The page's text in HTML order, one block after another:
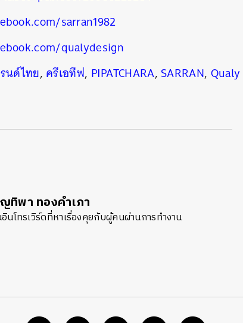
sarran1982
qualydesign
นด์ไทย, ครีเอทีฟ, PIPATCHARA,SARRAN, Qualy
ทิพา ทองคำเภา
นโทรเวิร์ดที่หาเรื่องคุยกับผู้คนผ่านการทำงาน